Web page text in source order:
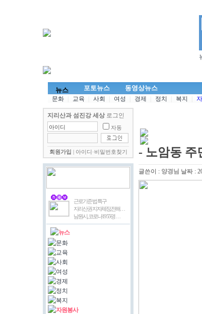
뉴스 포토뉴스 동영상뉴스
문화 교육 사회 여성 경제 정치 복지
지리산과 섬진강 세상로그인
자동
회원가입 아이디·비밀번호찾기
근로기준 법 특구
지리산권 지자체장,전해…
남원시, 코로나19 55명 …
뉴스
문화
교육
사회
여성
경제
정치
복지
자원봉사
- 노암동 주
글쓴이 : 양경님 날짜 :